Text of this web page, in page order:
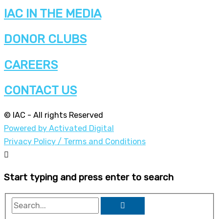
IAC IN THE MEDIA
DONOR CLUBS
CAREERS
CONTACT US
© IAC - All rights Reserved
Powered by Activated Digital
Privacy Policy / Terms and Conditions
Start typing and press enter to search